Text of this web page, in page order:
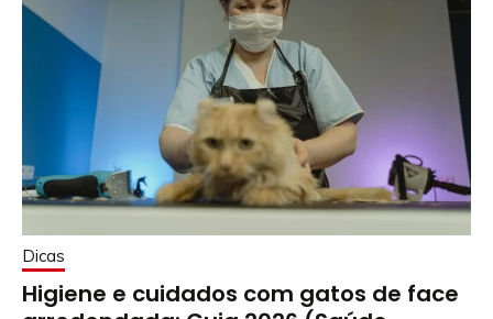
Dicas
Higiene e cuidados com gatos de face